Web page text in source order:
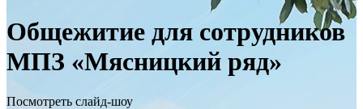
Общежитие для сотрудников
МПЗ «Мясницкий ряд»
Посмотреть слайд-шоу